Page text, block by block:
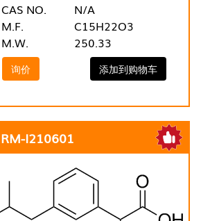
CAS NO.
N/A
M.F.
C15H22O3
M.W.
250.33
询价 添加到购物车
RM-I210601